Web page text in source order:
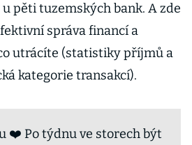
pěti tuzemských bank. A zde
správa financí a
utrácíte (statistiky příjmů a
kategorie transakcí).
❤️ Po týdnu ve storech být